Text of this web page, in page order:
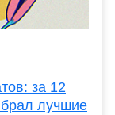
за 12
лучшие